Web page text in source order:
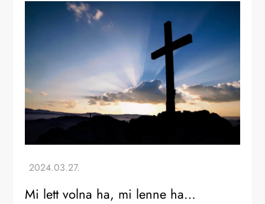
Mi lett volna ha, mi lenne ha…